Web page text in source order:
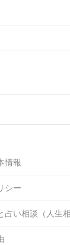
情報
シー
占い相談（人生